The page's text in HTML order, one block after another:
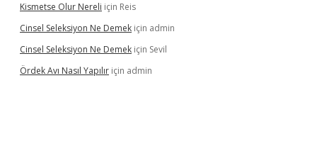
Kismetse Olur Nereli için Reis
Cinsel Seleksiyon Ne Demek için admin
Cinsel Seleksiyon Ne Demek için Sevil
Ördek Avı Nasıl Yapılır için admin